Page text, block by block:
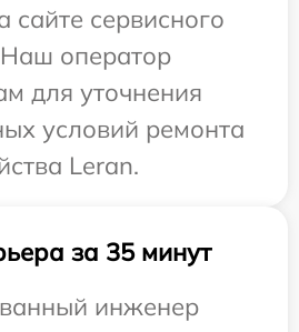
сайте сервисного
оператор
для уточнения
условий ремонта
Leran.
за 35 минут
инженер